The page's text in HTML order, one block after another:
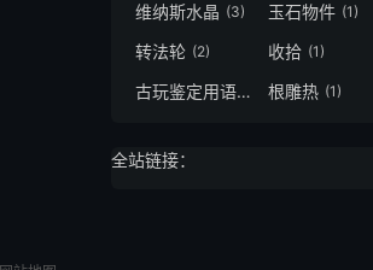
维纳斯水晶 (3) 玉石物件 (1)
转法轮 (2) 收拾 (1)
古玩鉴定用语
(1) 根雕热 (1)
全站链接：